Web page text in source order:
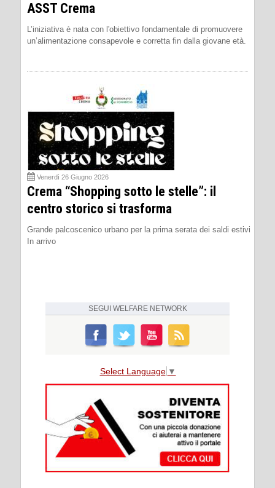
ASST Crema
L’iniziativa è nata con l'obiettivo fondamentale di promuovere
un’alimentazione consapevole e corretta fin dalla giovane età.
Venerdì 26 Giugno 2026
Crema “Shopping sotto le stelle”: il
centro storico si trasforma
Grande palcoscenico urbano per la prima serata dei saldi estivi
In arrivo
SEGUI WELFARE NETWORK
Select Language ▼